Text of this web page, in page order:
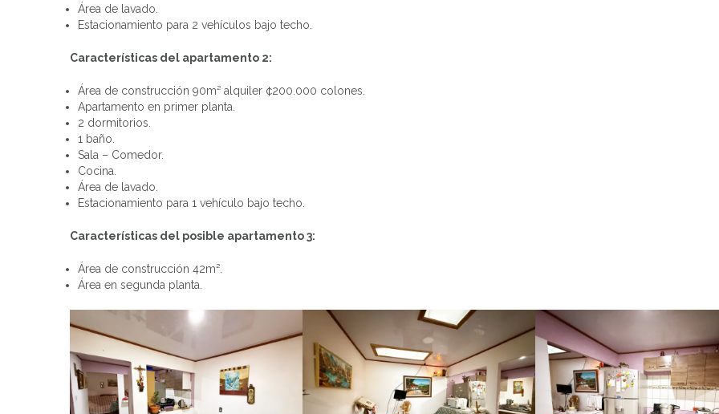
Área de lavado.
Estacionamiento para 2 vehículos bajo techo.
Características del apartamento 2:
Área de construcción 90m² alquiler ¢200.000 colones.
Apartamento en primer planta.
2 dormitorios.
1 baño.
Sala – Comedor.
Cocina.
Área de lavado.
Estacionamiento para 1 vehículo bajo techo.
Características del posible apartamento 3:
Área de construcción 42m².
Área en segunda planta.